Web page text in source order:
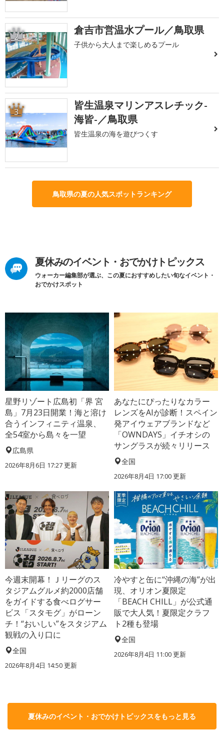
2 倉吉市営温水プール／鳥取県
子供から大人まで楽しめるプール
3
皆生温泉マリンアスレチック-
海皆-／鳥取県
皆生温泉の海を遊びつくす
鳥取県の夏の人気スポットランキング
夏休みのイベント・おでかけトピックス
ウォーカー編集部が選ぶ、この夏におすすめしたい旬なイベント・
おでかけスポット
星野リゾート広島初「界 宮
島」7月23日開業！海と溶け
合うインフィニティ温泉、
全54室から島々を一望
広島県
2026年8月6日 17:27更新
あなたにぴったりなカラー
レンズをAIが診断！スペイン
発アイウェアブランドなど
「OWNDAYS」イチオシの
サングラスが続々リリース
全国
2026年8月4日 17:00更新
今週末開幕！Ｊリーグのス
タジアムグルメ約2000店舗
をガイドする食べログサー
ビス「スタモグ」がローン
チ！“おいしい”をスタジアム
観戦の入り口に
全国
2026年8月4日 14:50更新
冷やすと缶に“沖縄の海”が出
現、オリオン夏限定
「BEACH CHILL」が公式通
販で大人気！夏限定クラフ
ト2種も登場
全国
2026年8月4日 11:00更新
夏休みのイベント・おでかけトピックスをもっと見る